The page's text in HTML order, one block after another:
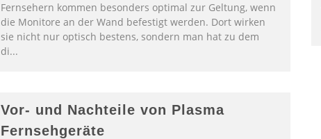
Fernsehern kommen besonders optimal zur Geltung, wenn
die Monitore an der Wand befestigt werden. Dort wirken
sie nicht nur optisch bestens, sondern man hat zu dem
di...
Vor- und Nachteile von Plasma
Fernsehgeräte